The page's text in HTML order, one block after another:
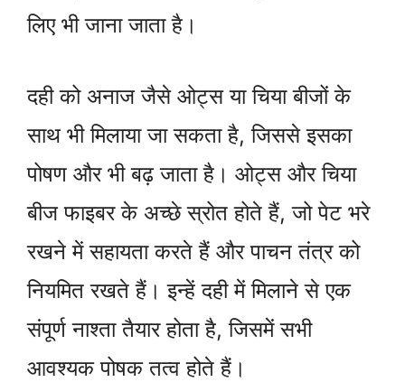
लिए भी जाना जाता है।
दही को अनाज जैसे ओट्स या चिया बीजों के
साथ भी मिलाया जा सकता है, जिससे इसका
पोषण और भी बढ़ जाता है। ओट्स और चिया
बीज फाइबर के अच्छे स्रोत होते हैं, जो पेट भरे
रखने में सहायता करते हैं और पाचन तंत्र को
नियमित रखते हैं। इन्हें दही में मिलाने से एक
संपूर्ण नाश्ता तैयार होता है, जिसमें सभी
आवश्यक पोषक तत्व होते हैं।